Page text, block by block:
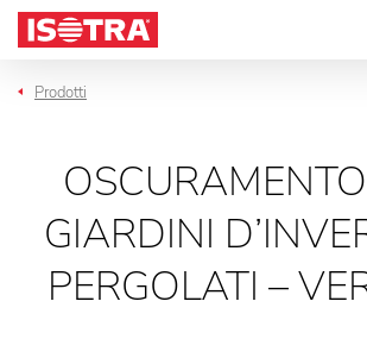
Vai al contenuto
Prodotti
GIARDINI
PERGOLATI –